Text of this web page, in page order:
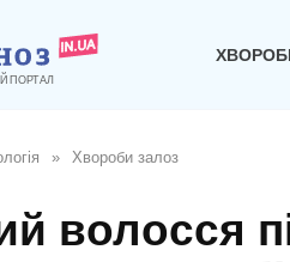
» Хвороби залоз
волосся